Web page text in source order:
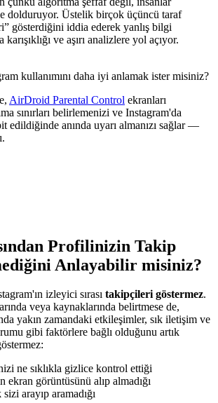
dolduruyor. Üstelik birçok üçüncü taraf
gösterdiğini iddia ederek yanlış bilgi
ve aşırı analizlere yol açıyor.
kullanımını daha iyi anlamak ister misiniz?
AirDroid Parental Control ekranları
sınırları belirlemenizi ve Instagram'da
edildiğinde anında uyarı almanızı sağlar —
Profilinizin Takip
Anlayabilir misiniz?
izleyici sırası takipçileri göstermez.
veya kaynaklarında belirtmese de,
yakın zamandaki etkileşimler, sık iletişim ve
gibi faktörlere bağlı olduğunu artık
ne sıklıkla gizlice kontrol ettiği
görüntüsünü alıp almadığı
arayıp aramadığı